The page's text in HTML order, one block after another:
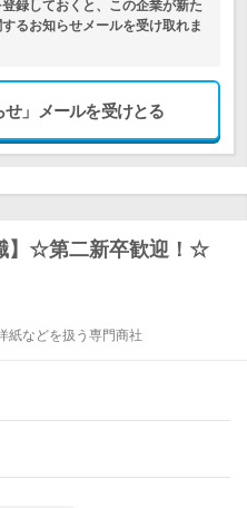
録しておくと、この企業が新た
るお知らせメールを受け取れま
」メールを受けとる
】☆第二新卒歓迎！☆
紙などを扱う専門商社